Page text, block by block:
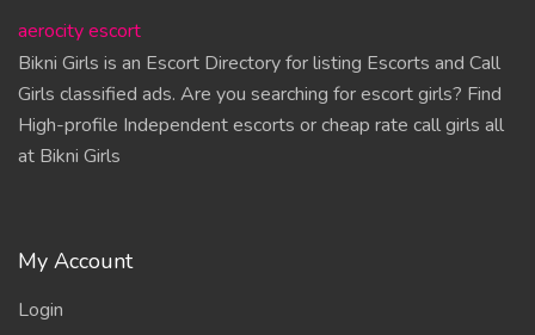
aerocity escort
Bikni Girls is an Escort Directory for listing Escorts and Call
Girls classified ads. Are you searching for escort girls? Find
High-profile Independent escorts or cheap rate call girls all
at Bikni Girls
My Account
Login